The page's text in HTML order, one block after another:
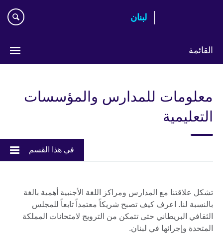
لبنان
القائمة
language
معلومات للمدارس والمؤسسات
التعليمية
في هذا القسم
تشكل علاقتنا مع المدارس ومراكز اللغة الأجنبية أهمية بالغة
بالنسبة لنا. اعرف كيف تصبح شريكاً معتمداً تابعاً للمجلس
الثقافي البريطاني حتى تتمكن من الترويج لامتحانات المملكة
المتحدة وإجرائها في لبنان.